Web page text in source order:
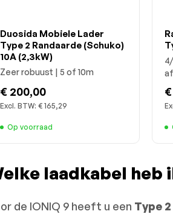
Duosida Mobiele Lader
Type 2 Randaarde (Schuko)
10A (2,3kW)
Zeer robuust | 5 of 10m
€ 200,00
Excl. BTW: € 165,29
Op voorraad
laadkabel heb
de IONIQ 9 heeft u een Type